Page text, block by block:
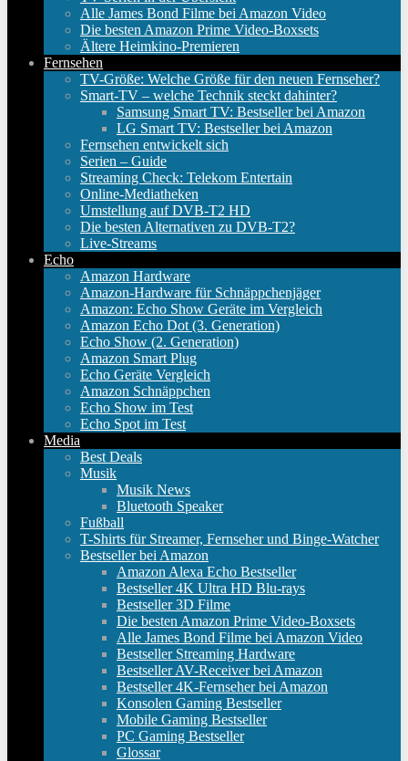
Alle James Bond Filme bei Amazon Video
Die besten Amazon Prime Video-Boxsets
Ältere Heimkino-Premieren
Fernsehen
TV-Größe: Welche Größe für den neuen Fernseher?
Smart-TV – welche Technik steckt dahinter?
Samsung Smart TV: Bestseller bei Amazon
LG Smart TV: Bestseller bei Amazon
Fernsehen entwickelt sich
Serien – Guide
Streaming Check: Telekom Entertain
Online-Mediatheken
Umstellung auf DVB-T2 HD
Die besten Alternativen zu DVB-T2?
Live-Streams
Echo
Amazon Hardware
Amazon-Hardware für Schnäppchenjäger
Amazon: Echo Show Geräte im Vergleich
Amazon Echo Dot (3. Generation)
Echo Show (2. Generation)
Amazon Smart Plug
Echo Geräte Vergleich
Amazon Schnäppchen
Echo Show im Test
Echo Spot im Test
Media
Best Deals
Musik
Musik News
Bluetooth Speaker
Fußball
T-Shirts für Streamer, Fernseher und Binge-Watcher
Bestseller bei Amazon
Amazon Alexa Echo Bestseller
Bestseller 4K Ultra HD Blu-rays
Bestseller 3D Filme
Die besten Amazon Prime Video-Boxsets
Alle James Bond Filme bei Amazon Video
Bestseller Streaming Hardware
Bestseller AV-Receiver bei Amazon
Bestseller 4K-Fernseher bei Amazon
Konsolen Gaming Bestseller
Mobile Gaming Bestseller
PC Gaming Bestseller
Glossar